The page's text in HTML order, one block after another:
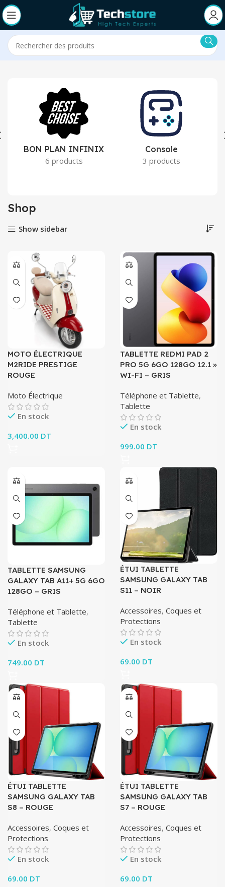
BON PLAN INFINIX
6 products
Console
3 products
Shop
Show sidebar
MOTO ÉLECTRIQUE
M2RIDE PRESTIGE
ROUGE
Moto Électrique
En stock
3,400.00 DT
TABLETTE REDMI PAD 2
PRO 5G 6GO 128GO 12.1 »
WI-FI – GRIS
Téléphone et Tablette,
Tablette
En stock
999.00 DT
TABLETTE SAMSUNG
GALAXY TAB A11+ 5G 6GO
128GO – GRIS
Téléphone et Tablette,
Tablette
En stock
749.00 DT
ÉTUI TABLETTE
SAMSUNG GALAXY TAB
S11 – NOIR
Accessoires, Coques et
Protections
En stock
69.00 DT
ÉTUI TABLETTE
SAMSUNG GALAXY TAB
S8 – ROUGE
Accessoires, Coques et
Protections
En stock
69.00 DT
ÉTUI TABLETTE
SAMSUNG GALAXY TAB
S7 – ROUGE
Accessoires, Coques et
Protections
En stock
69.00 DT